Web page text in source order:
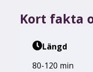
Kort fakta
Längd
80-120 min